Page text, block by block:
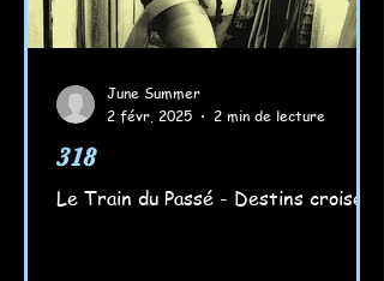
318
Le Train du Passé - Destins croisés
June Summer
2 févr. 2025
2 min de lecture